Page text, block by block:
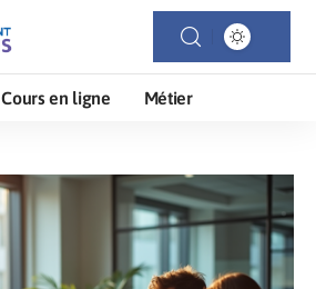
Cours en ligne Métier